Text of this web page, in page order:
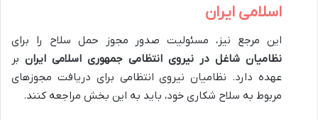
اسلامی ایران
این مرجع نیز، مسئولیت صدور مجوز حمل سلاح را برای
نظامیان شاغل در نیروی انتظامی جمهوری اسلامی ایران بر
عهده دارد. نظامیان نیروی انتظامی برای دریافت مجوزهای
مربوط به سلاح شکاری خود، باید به این بخش مراجعه کنند.